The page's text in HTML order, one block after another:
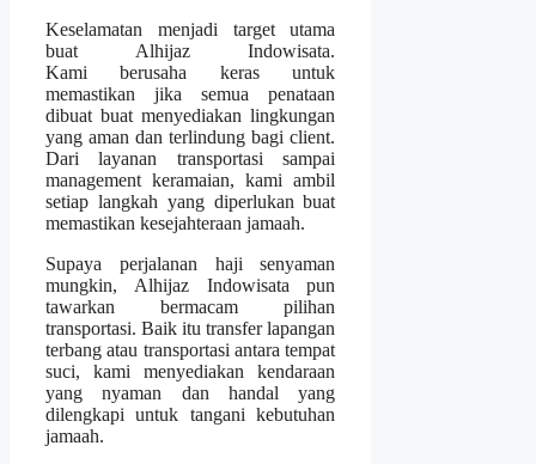
Keselamatan menjadi target utama
buat Alhijaz Indowisata.
Kami berusaha keras untuk
memastikan jika semua penataan
dibuat buat menyediakan lingkungan
yang aman dan terlindung bagi client.
Dari layanan transportasi sampai
management keramaian, kami ambil
setiap langkah yang diperlukan buat
memastikan kesejahteraan jamaah.
Supaya perjalanan haji senyaman
mungkin, Alhijaz Indowisata pun
tawarkan bermacam pilihan
transportasi. Baik itu transfer lapangan
terbang atau transportasi antara tempat
suci, kami menyediakan kendaraan
yang nyaman dan handal yang
dilengkapi untuk tangani kebutuhan
jamaah.